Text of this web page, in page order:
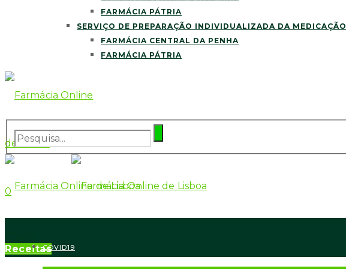
FARMÁCIA PÁTRIA
SERVIÇO DE PREPARAÇÃO INDIVIDUALIZADA DA MEDICAÇÃO
FARMÁCIA CENTRAL DA PENHA
FARMÁCIA PÁTRIA
0
ReceitasCOVID19